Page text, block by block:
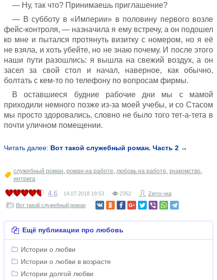
— Ну, так что? Принимаешь приглашение?
— В субботу в «Империи» в половину первого возле
фейс-контроля, — назначила я ему встречу, а он подошел
ко мне и пытался протянуть визитку с номером, но я её
не взяла, и хоть убейте, но не знаю почему. И после этого
наши пути разошлись: я вышла на свежий воздух, а он
засел за свой стол и начал, наверное, как обычно,
болтать с кем-то по телефону по вопросам фирмы.
В оставшиеся будние рабочие дни мы с мамой
приходили немного позже из-за моей учебы, и со Стасом
мы просто здоровались, словно не было того тет-а-тета в
почти уличном помещении.
Читать далее: Вот такой служебный роман. Часть 2 →
служебный роман, роман на работе, любовь на работе, знакомство,
интрига
4.6 14.07.2018 19:53 2352
Zerro-чка
Вот такой служебный роман
Ещё публикации про любовь
Истории о любви
Истории о любви в возрасте
Истории долгой любви